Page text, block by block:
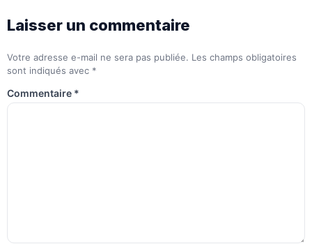
Laisser un commentaire
Votre adresse e-mail ne sera pas publiée. Les champs obligatoires
sont indiqués avec *
Commentaire *